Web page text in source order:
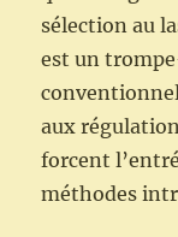
sélection au
est un
aux
forcent
méthodes